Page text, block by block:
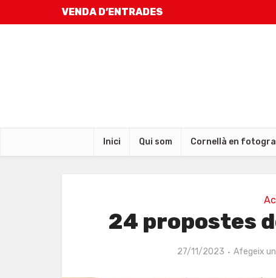
VENDA D’ENTRADES
Inici Qui som Cornellà en
24 propostes
27/11/2023 Afegeix